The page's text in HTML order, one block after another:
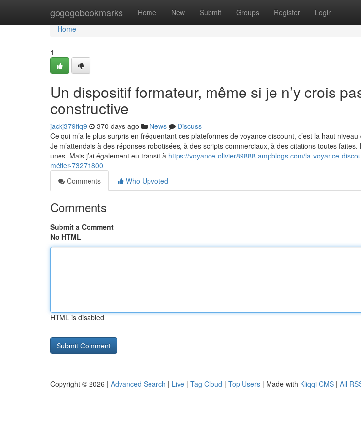
gogogobookmarks Home New Submit Groups Register Login
Home
Home
1
Un dispositif formateur, même si je n’y crois
constructive
jackj379flq9 370 days ago News
Discuss
Ce qui m’a le plus surpris en fréquentant ces plateformes de voyance discount, c’est la haut
Je m’attendais à des réponses robotisées, à des scripts commerciaux, à des citations toutes faites.
unes. Mais j’ai également eu transit à https://voyance-olivier89888.ampblogs.com/la-voyance-
métier-73271800
Comments
Who Upvoted
Comments
Submit a Comment
No HTML
HTML is disabled
Copyright © 2026 | Advanced Search | Live | Tag Cloud | Top Users | Made with Kliqqi CMS | All